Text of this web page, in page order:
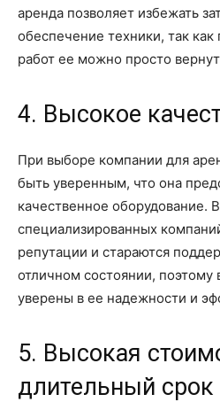
аренда позволяет избежать
обеспечение техники, так
работ ее можно просто
4. Высокое
При выборе компании для
быть уверенным, что она
качественное оборудование.
специализированных
репутации и стараются
отличном состоянии,
уверены в ее надежности и
5. Высокая
длительный срок